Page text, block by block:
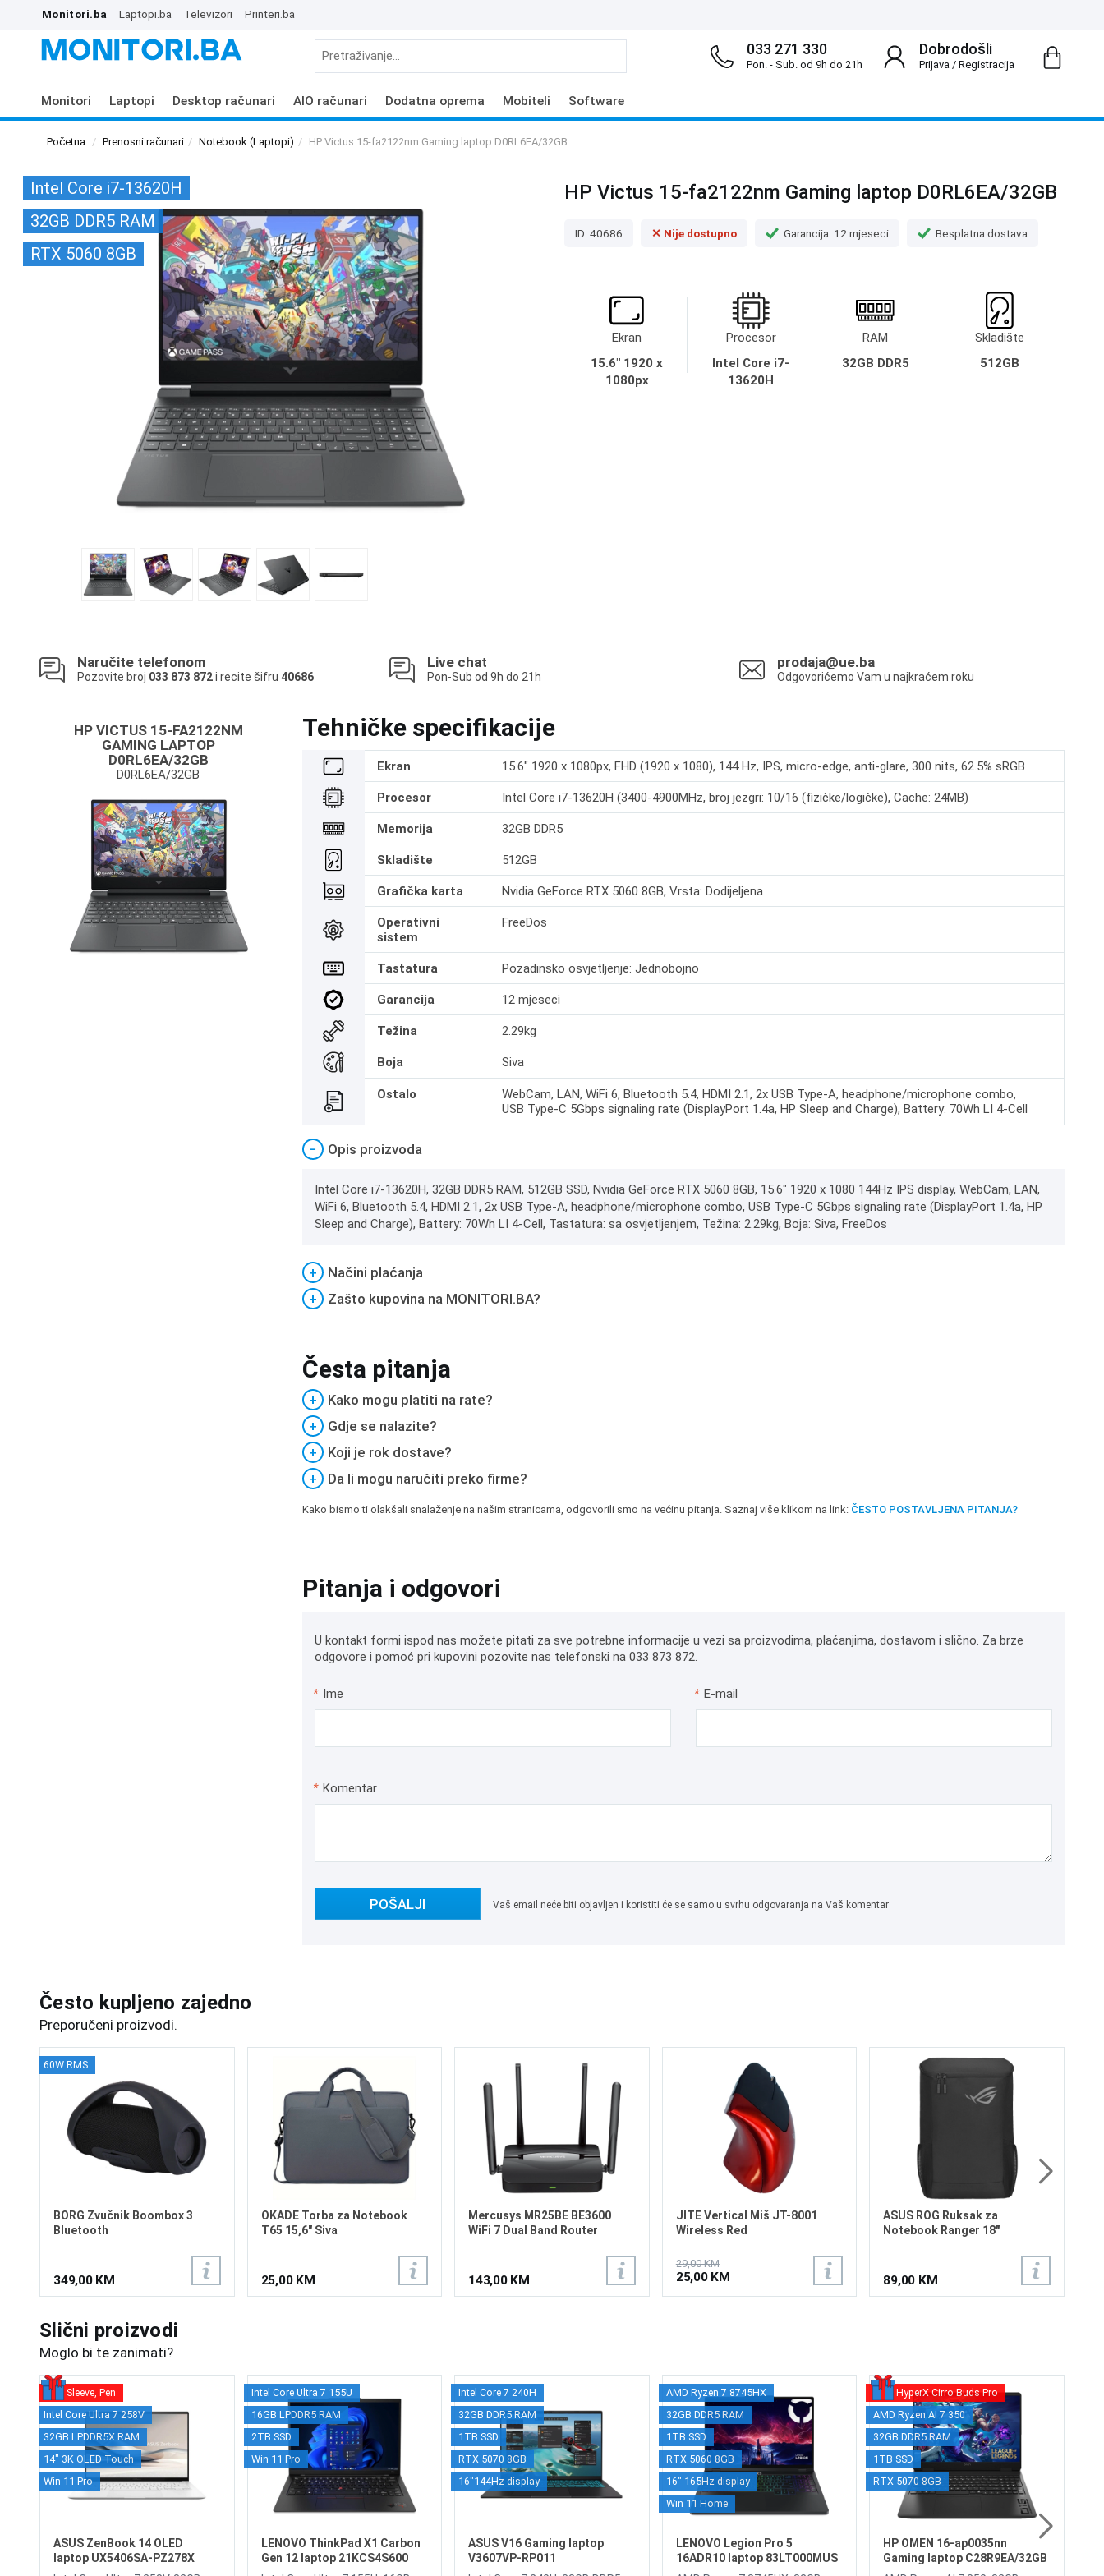
Monitori.ba Laptopi.ba Televizori Printeri.ba
Dobrodošli
Prijava/ Registracija
033 271 330
Pon. - Sub. od 9h do 21h
Monitori Laptopi Desktop računari AIO računari Dodatna oprema Mobiteli Software
Početna Prenosni računari Notebook (Laptopi) HP Victus 15-fa2122nm Gaming laptop D0RL6EA/32GB
Intel Core i7-13620H
32GB DDR5 RAM
RTX 5060 8GB
HP Victus 15-fa2122nm Gaming laptop D0RL6EA/32GB
ID: 40686 ✕ Nije dostupno Garancija: 12 mjeseci Besplatna dostava
Ekran
15.6" 1920 x
1080px
Procesor
Intel Core i7-
13620H
RAM
32GB DDR5
Skladište
512GB
Naručite telefonom
Pozovite broj 033 873 872i recite šifru 40686
Live chat
Pon-Sub od 9h do 21h
prodaja@ue.ba
Odgovorićemo Vam u najkraćem roku
HP VICTUS 15-FA2122NM
GAMING LAPTOP
D0RL6EA/32GB
D0RL6EA/32GB
Tehničke specifikacije
Ekran 15.6" 1920 x 1080px, FHD (1920 x 1080), 144 Hz, IPS, micro-edge, anti-glare, 300 nits, 62.5% sRGB
Procesor Intel Core i7-13620H (3400-4900MHz, broj jezgri: 10/16 (fizičke/logičke), Cache: 24MB)
Memorija 32GB DDR5
Skladište 512GB
Grafička karta Nvidia GeForce RTX 5060 8GB, Vrsta: Dodijeljena
Operativni
sistem
FreeDos
Tastatura Pozadinsko osvjetljenje: Jednobojno
Garancija 12 mjeseci
Težina 2.29kg
Boja Siva
Ostalo
WebCam, LAN, WiFi 6, Bluetooth 5.4, HDMI 2.1, 2x USB Type-A, headphone/microphone combo,
USB Type-C 5Gbps signaling rate (DisplayPort 1.4a, HP Sleep and Charge), Battery: 70Wh LI 4-Cell
− Opis proizvoda
Intel Core i7-13620H, 32GB DDR5 RAM, 512GB SSD, Nvidia GeForce RTX 5060 8GB, 15.6" 1920 x 1080 144Hz IPS display, WebCam, LAN,
WiFi 6, Bluetooth 5.4, HDMI 2.1, 2x USB Type-A, headphone/microphone combo, USB Type-C 5Gbps signaling rate (DisplayPort 1.4a, HP
Sleep and Charge), Battery: 70Wh LI 4-Cell, Tastatura: sa osvjetljenjem, Težina: 2.29kg, Boja: Siva, FreeDos
+
Načini plaćanja
+
Zašto kupovina na MONITORI.BA?
Česta pitanja
+
Kako mogu platiti na rate?
+
Gdje se nalazite?
+
Koji je rok dostave?
+
Da li mogu naručiti preko firme?
Kako bismo ti olakšali snalaženje na našim stranicama, odgovorili smo na većinu pitanja. Saznaj više klikom na link: ČESTO POSTAVLJENA PITANJA?
Pitanja i odgovori
U kontakt formi ispod nas možete pitati za sve potrebne informacije u vezi sa proizvodima, plaćanjima, dostavom i slično. Za brze
odgovore i pomoć pri kupovini pozovite nas telefonski na 033 873 872.
* Ime * E-mail
* Komentar
POŠALJI Vaš email neće biti objavljen i koristiti će se samo u svrhu odgovaranja na Vaš komentar
Često kupljeno zajedno
Preporučeni proizvodi.
60W RMS
BORG Zvučnik Boombox 3
Bluetooth
349,00 KM
OKADE Torba za Notebook
T65 15,6" Siva
25,00 KM
Mercusys MR25BE BE3600
WiFi 7 Dual Band Router
143,00 KM
JITE Vertical Miš JT-8001
Wireless Red
29,00 KM
25,00 KM
ASUS ROG Ruksak za
Notebook Ranger 18"
89,00 KM
Slični proizvodi
Moglo bi te zanimati?
Sleeve, Pen
Intel Core Ultra 7 258V
32GB LPDDR5X RAM
14" 3K OLED Touch
Win 11 Pro
ASUS ZenBook 14 OLED
laptop UX5406SA-PZ278X
Intel Core Ultra 7 155U
16GB LPDDR5 RAM
2TB SSD
Win 11 Pro
LENOVO ThinkPad X1 Carbon
Gen 12 laptop 21KCS4S600
Intel Core 7 240H
32GB DDR5 RAM
1TB SSD
RTX 5070 8GB
16"144Hz display
ASUS V16 Gaming laptop
V3607VP-RP011
AMD Ryzen 7 8745HX
32GB DDR5 RAM
1TB SSD
RTX 5060 8GB
16" 165Hz display
Win 11 Home
LENOVO Legion Pro 5
16ADR10 laptop 83LT000MUS
HyperX Cirro Buds Pro
AMD Ryzen AI 7 350
32GB DDR5 RAM
1TB SSD
RTX 5070 8GB
HP OMEN 16-ap0035nn
Gaming laptop C28R9EA/32GB